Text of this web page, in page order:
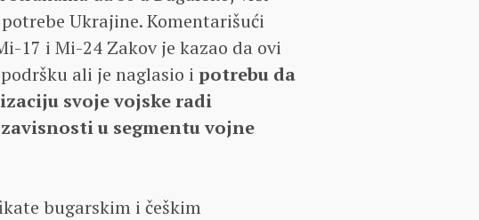
Ukrajine. Komentarišući
17 i Mi-24 Zakov je kazao da ovi
ali je naglasio i potrebu da
svoje vojske radi
u segmentu vojne
bugarskim i češkim